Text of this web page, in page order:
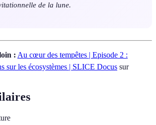
de la lune.
: Au cœur des tempêtes | Episode 2 :
sur les écosystèmes | SLICE Docus sur